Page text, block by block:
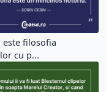
este filosofia
cu p...